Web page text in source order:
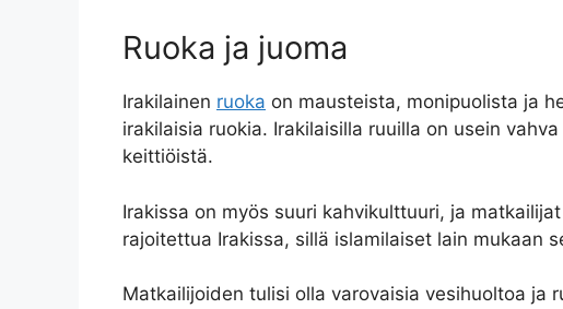
Ruoka ja juoma
Irakilainen ruoka on mausteista, monipuolista ja
irakilaisia ​​ruokia. Irakilaisilla ruuilla on usein
keittiöistä.
Irakissa on myös suuri kahvikulttuuri, ja
rajoitettua Irakissa, sillä islamilaiset lain mukaan
Matkailijoiden tulisi olla varovaisia ​​vesihuoltoa ja